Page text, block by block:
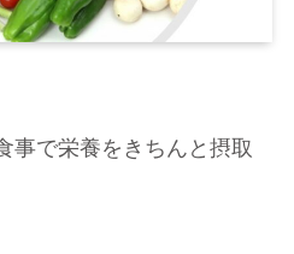
事で栄養をきちんと摂取